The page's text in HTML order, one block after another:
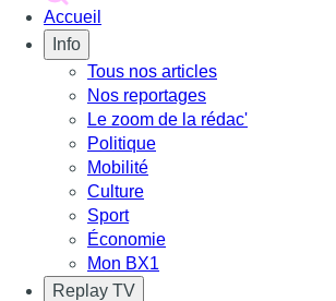
Accueil
Info
Tous nos articles
Nos reportages
Le zoom de la rédac'
Politique
Mobilité
Culture
Sport
Économie
Mon BX1
Replay TV